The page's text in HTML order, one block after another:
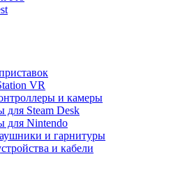
VR
и камеры
для Steam Desk
для Nintendo
и гарнитуры
и кабели